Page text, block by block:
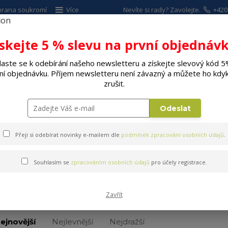
soukromí Více
Hledat
Nevíte si rady? Zavolejte.
SPOTŘEBIČE ELEKTRO DÍLNA A
Nejlevnější Nejdražší
5 % slevu na první
se k odebírání našeho newsletteru a získejte slevový kód
objednávku. Příjem newsletteru není závazný a můžete ho
zrušit.
Odeslat
Přeji si odebírat novinky e-mailem dle podmínek zpracování osobních údajů.
Souhlasím se zpracováním osobních údajů pro účely registrace.
Zavřít